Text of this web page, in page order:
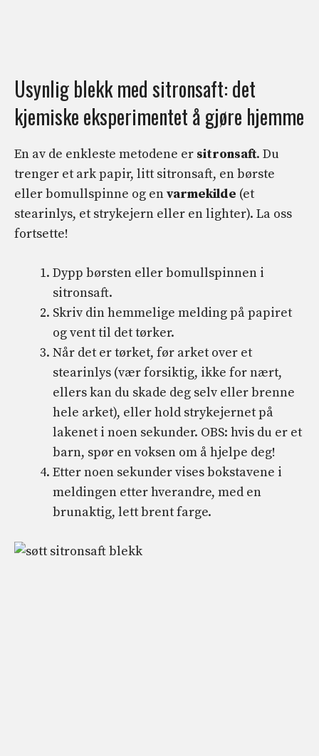
Usynlig blekk med sitronsaft: det
kjemiske eksperimentet å gjøre hjemme
En av de enkleste metodene er sitronsaft. Du
trenger et ark papir, litt sitronsaft, en børste
eller bomullspinne og envarmekilde (et
stearinlys, et strykejern eller en lighter). La oss
fortsette!
Dypp børsten eller bomullspinnen i
sitronsaft.
Skriv din hemmelige melding på papiret
og vent til det tørker.
Når det er tørket, før arket over et
stearinlys (vær forsiktig, ikke for nært,
ellers kan du skade deg selv eller brenne
hele arket), eller hold strykejernet på
lakenet i noen sekunder. OBS: hvis du er et
barn, spør en voksen om å hjelpe deg!
Etter noen sekunder vises bokstavene i
meldingen etter hverandre, med en
brunaktig, lett brent farge.